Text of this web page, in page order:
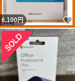
いいね！
6,100円